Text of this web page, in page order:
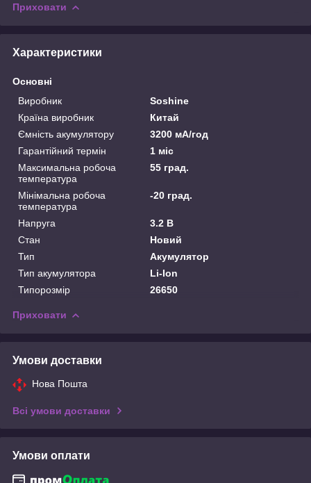
Приховати
Характеристики
Основні
Виробник
Soshine
Країна виробник
Китай
Ємність акумулятору
3200 мА/год
Гарантійний термін
1 міс
Максимальна робоча
температура
55 град.
Мінімальна робоча
температура
-20 град.
Напруга
3.2 В
Стан
Новий
Тип
Акумулятор
Тип акумулятора
Li-Ion
Типорозмір
26650
Приховати
Умови доставки
Нова Пошта
Всі умови доставки
Умови оплати